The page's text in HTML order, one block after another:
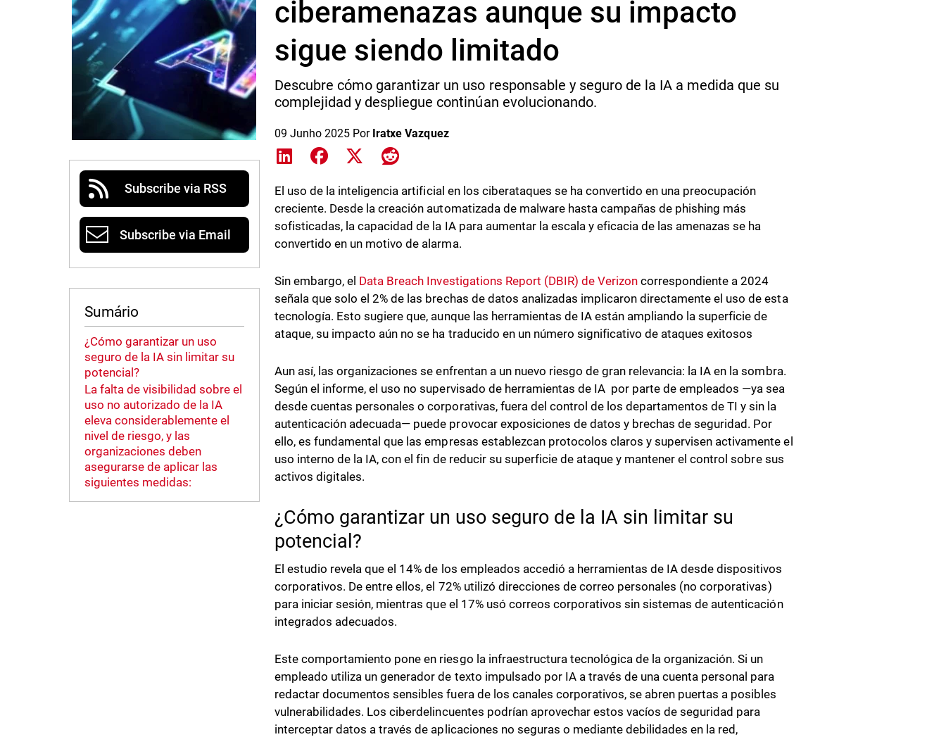
Subscribe via RSS
Subscribe via Email
Sumário
¿Cómo garantizar un uso
seguro de la IA sin limitar su
potencial?
La falta de visibilidad sobre el
uso no autorizado de la IA
eleva considerablemente el
nivel de riesgo, y las
organizaciones deben
asegurarse de aplicar las
siguientes medidas:
ciberamenazas aunque su impacto
sigue siendo limitado
Descubre cómo garantizar un uso responsable y seguro de la IA a medida que su
complejidad y despliegue continúan evolucionando.
09 Junho 2025 Por Iratxe Vazquez
Share on LinkedIn
Share on Facebook
Share on XShare on Reddit
El uso de la inteligencia artificial en los ciberataques se ha convertido en una preocupación
creciente. Desde la creación automatizada de malware hasta campañas de phishing más
sofisticadas, la capacidad de la IA para aumentar la escala y eficacia de las amenazas se ha
convertido en un motivo de alarma.
Sin embargo, el Data Breach Investigations Report (DBIR) de Verizon correspondiente a 2024
señala que solo el 2% de las brechas de datos analizadas implicaron directamente el uso de esta
tecnología. Esto sugiere que, aunque las herramientas de IA están ampliando la superficie de
ataque, su impacto aún no se ha traducido en un número significativo de ataques exitosos
Aun así, las organizaciones se enfrentan a un nuevo riesgo de gran relevancia: la IA en la sombra.
Según el informe, el uso no supervisado de herramientas de IA por parte de empleados —ya sea
desde cuentas personales o corporativas, fuera del control de los departamentos de TI y sin la
autenticación adecuada— puede provocar exposiciones de datos y brechas de seguridad. Por
ello, es fundamental que las empresas establezcan protocolos claros y supervisen activamente el
uso interno de la IA, con el fin de reducir su superficie de ataque y mantener el control sobre sus
activos digitales.
¿Cómo garantizar un uso seguro de la IA sin limitar su
potencial?
El estudio revela que el 14% de los empleados accedió a herramientas de IA desde dispositivos
corporativos. De entre ellos, el 72% utilizó direcciones de correo personales (no corporativas)
para iniciar sesión, mientras que el 17% usó correos corporativos sin sistemas de autenticación
integrados adecuados.
Este comportamiento pone en riesgo la infraestructura tecnológica de la organización. Si un
empleado utiliza un generador de texto impulsado por IA a través de una cuenta personal para
redactar documentos sensibles fuera de los canales corporativos, se abren puertas a posibles
vulnerabilidades. Los ciberdelincuentes podrían aprovechar estos vacíos de seguridad para
interceptar datos a través de aplicaciones no seguras o mediante debilidades en la red,